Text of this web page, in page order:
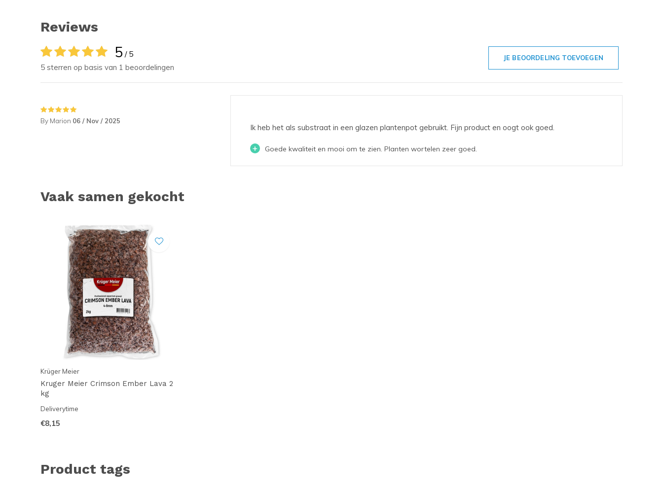
Reviews
5 / 5
5 sterren op basis van 1 beoordelingen
JE BEOORDELING TOEVOEGEN
By Marion 06 / Nov / 2025
Ik heb het als substraat in een glazen plantenpot gebruikt. Fijn product en oogt ook goed.
+ Goede kwaliteit en mooi om te zien. Planten wortelen zeer goed.
Vaak samen gekocht
Krüger Meier
Kruger Meier Crimson Ember Lava 2
kg
Deliverytime
€8,15
Product tags